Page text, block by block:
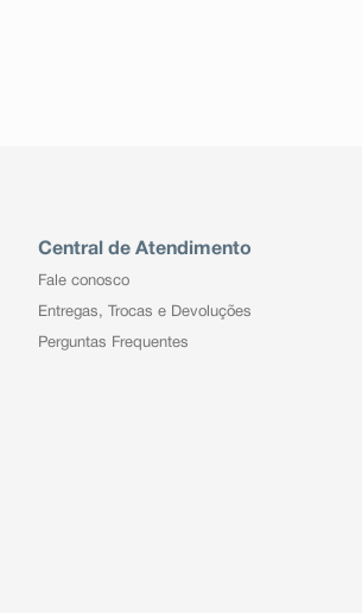
Central de Atendimento
Fale conosco
Entregas, Trocas e Devoluções
Perguntas Frequentes